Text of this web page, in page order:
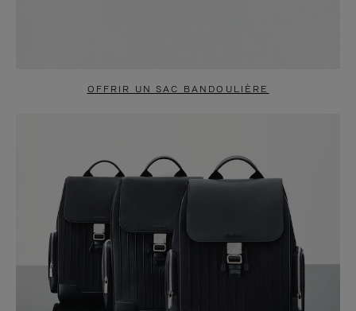
OFFRIR UN SAC BANDOULIÈRE